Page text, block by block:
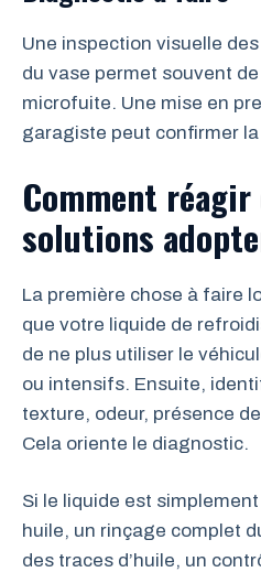
Une inspection visuelle
du vase permet souvent
microfuite. Une mise en
garagiste peut confirmer la
Comment
solutions
La première chose à faire
que votre liquide de
de ne plus utiliser le
ou intensifs. Ensuite,
texture, odeur, présence
Cela oriente le diagnostic.
Si le liquide est
huile, un rinçage complet
des traces d’huile, un